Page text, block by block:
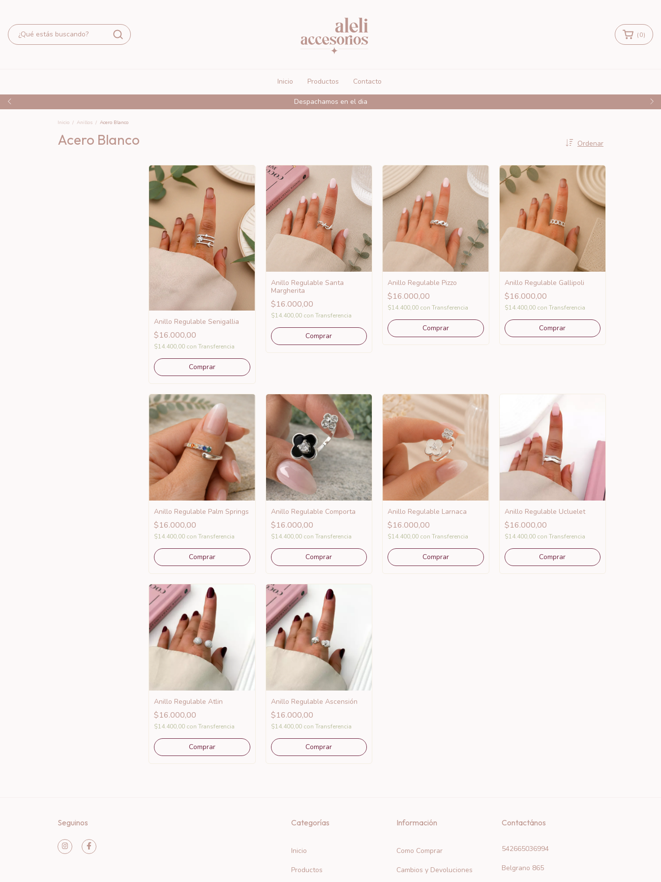
(0)
Inicio Productos Contacto
Inicio / Anillos / Acero Blanco
Acero Blanco Ordenar
Anillo Regulable Senigallia
$16.000,00
$14.400,00 con Transferencia
Anillo Regulable Santa
Margherita
$16.000,00
$14.400,00 con Transferencia
Anillo Regulable Pizzo
$16.000,00
$14.400,00 con Transferencia
Anillo Regulable Gallipoli
$16.000,00
$14.400,00 con Transferencia
Anillo Regulable Palm Springs
$16.000,00
$14.400,00 con Transferencia
Anillo Regulable Comporta
$16.000,00
$14.400,00 con Transferencia
Anillo Regulable Larnaca
$16.000,00
$14.400,00 con Transferencia
Anillo Regulable Ucluelet
$16.000,00
$14.400,00 con Transferencia
Anillo Regulable Atlin
$16.000,00
$14.400,00 con Transferencia
Anillo Regulable Ascensión
$16.000,00
$14.400,00 con Transferencia
Seguinos Categorías
Inicio
Productos
Información
Como Comprar
Cambios y Devoluciones
Contactános
542665036994
Belgrano 865